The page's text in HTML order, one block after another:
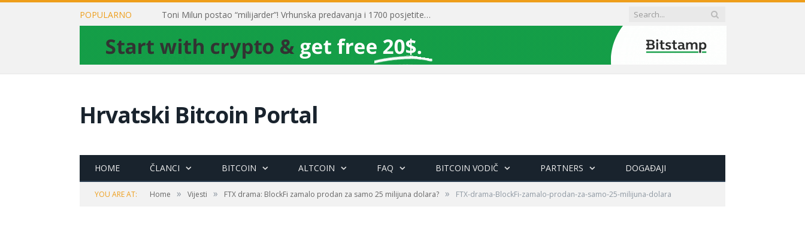
POPULARNO Toni Milun postao “milijarder”! Vrhunska predavanja i 1700 posjetitelja obilježili su mjesec financijske pismenosti
Hrvatski Bitcoin Portal
HOME ČLANCI BITCOIN ALTCOIN FAQ BITCOIN VODIČ PARTNERS DOGAĐAJI
YOU ARE AT: Home » Vijesti » FTX drama: BlockFi zamalo prodan za samo 25 milijuna dolara? » FTX-drama-BlockFi-zamalo-prodan-za-samo-25-milijuna-dolara